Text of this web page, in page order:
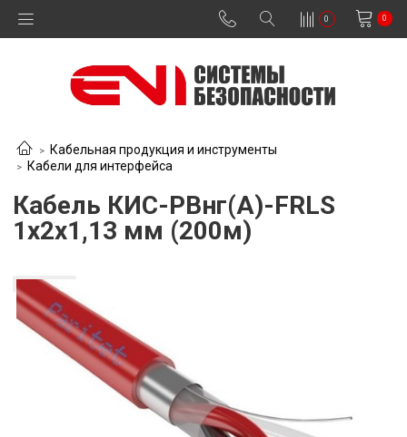
0 0
Кабельная продукция и инструменты
Кабели для интерфейса
Кабель КИС-РВнг(А)-FRLS
1х2х1,13 мм (200м)
В наличии